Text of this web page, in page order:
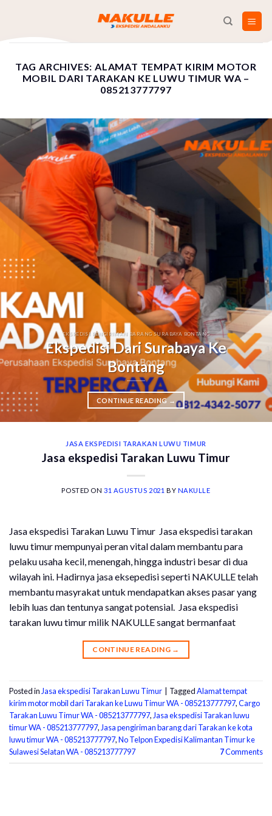
content
TAG ARCHIVES:ALAMAT TEMPAT KIRIM MOTOR
MOBIL DARI TARAKAN KE LUWU TIMUR WA –
085213777797
EKSPEDISI PENGIRIMAN BARANG SURABAYA BONTANG
Ekspedisi Dari Surabaya Ke
Bontang
CONTINUE READING →
JASA EKSPEDISI TARAKAN LUWU TIMUR
Jasa ekspedisi Tarakan Luwu Timur
POSTED ON31 AGUSTUS 2021 BY NAKULLE
Jasa ekspedisi Tarakan Luwu Timur Jasa ekspedisi tarakan
luwu timur mempunyai peran vital dalam membantu para
pelaku usaha kecil, menengah, hingga industri besar di dua
wilayah ini. Hadirnya jasa eksepedisi seperti NAKULLE telah
membantu masyrakat untuk mendapatkan akses pasar yang
lebih luas dan tentunya sangat potensial. Jasa ekspedisi
tarakan luwu timur milik NAKULLE sangat bermanfaat
CONTINUE READING →
Posted in Jasa ekspedisi Tarakan Luwu Timur TaggedAlamat tempat
kirim motor mobil dari Tarakan ke Luwu Timur WA - 085213777797,Cargo
Tarakan Luwu Timur WA - 085213777797, Jasa ekspedisi Tarakan luwu
timur WA - 085213777797, Jasa pengiriman barang dari Tarakan ke kota
luwu timur WA - 085213777797,No Telpon Expedisi Kalimantan Timur ke
Sulawesi Selatan WA - 085213777797
7Comments